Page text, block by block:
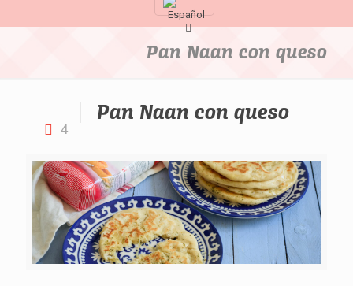
Pan Naan con queso
4
Pan Naan con queso